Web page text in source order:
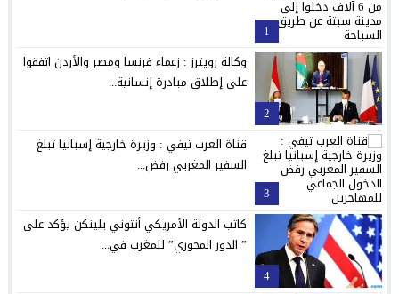
1
2
وكالة رويترز : زعماء فرنسا ومصر والأردن اتفقوا
على إطلاق مبادرة إنسانية...
3
قناة العرب تيفي : وزيرة خارجية إسبانيا تبلغ
السفير المغربي رفض...
4
كاتب الدولة الأمريكي أنتوني بلينكن يؤكد على
” الدور المحوري” للمغرب في...